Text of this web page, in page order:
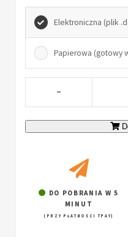
Elektroniczna (plik
Papierowa (gotowy
-
DO POBRANIA W 5
MINUT
(PRZY PŁATNOŚCI TPAY)